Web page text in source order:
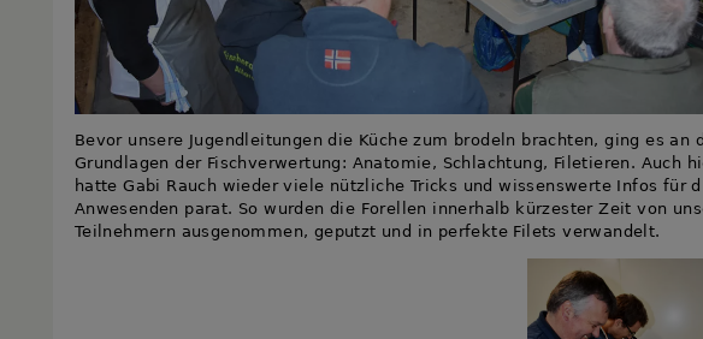
Bevor unsere Jugendleitungen die Küche zum brodeln brachten, ging es an
Grundlagen der Fischverwertung: Anatomie, Schlachtung, Filetieren. Auch
hatte Gabi Rauch wieder viele nützliche Tricks und wissenswerte Infos für
Anwesenden parat. So wurden die Forellen innerhalb kürzester Zeit von
Teilnehmern ausgenommen, geputzt und in perfekte Filets verwandelt.